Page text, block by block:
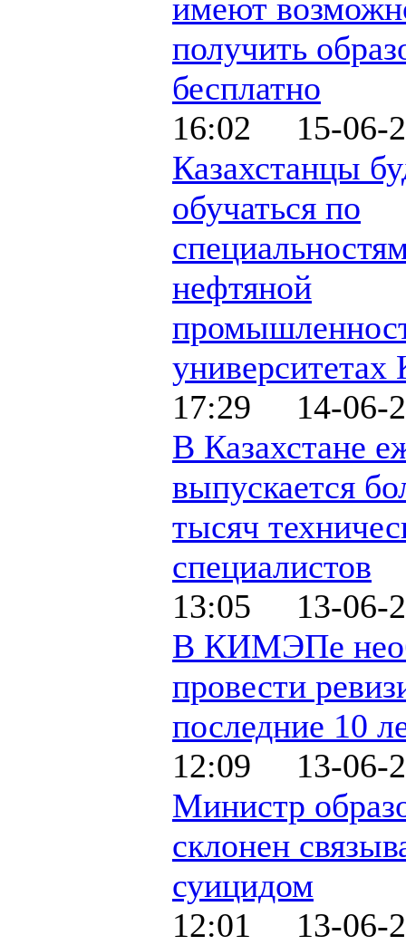
имеют
получить
бесплатно
16:02 15-06-
Казахстанцы
обучаться по
нефтяной
университетах
17:29 14-06-
В Казахстане
выпускается
тысяч
специалистов
13:05 13-06-
В КИМЭПе
провести
последние 10
12:09 13-06-
Министр
склонен
суицидом
12:01 13-06-